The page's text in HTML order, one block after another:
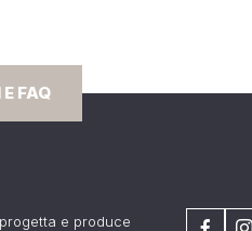
FAQ
e produce